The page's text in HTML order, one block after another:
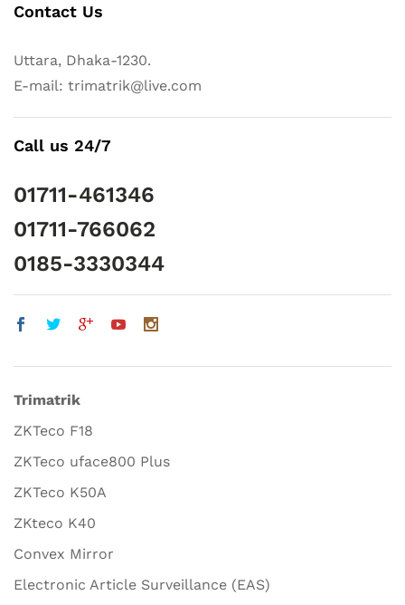
Contact Us
Uttara, Dhaka-1230.
E-mail: trimatrik@live.com
Call us 24/7
01711-461346
01711-766062
0185-3330344
Trimatrik
ZKTeco F18
ZKTeco uface800 Plus
ZKTeco K50A
ZKteco K40
Convex Mirror
Electronic Article Surveillance (EAS)